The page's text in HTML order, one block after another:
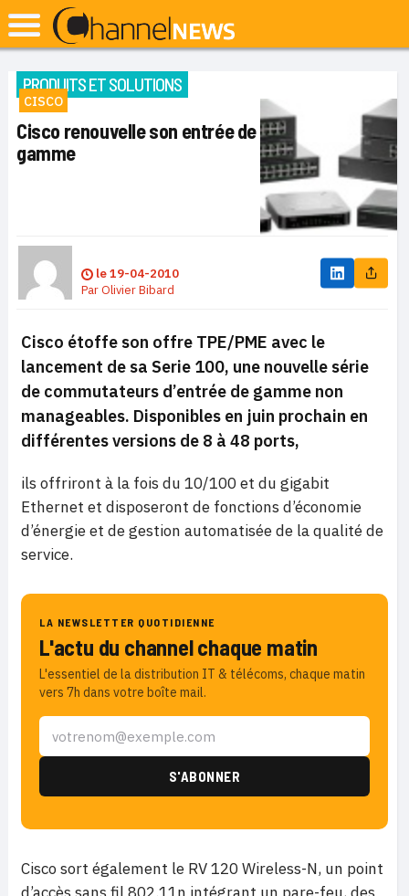
PRODUITS ET SOLUTIONS
CISCO
Cisco renouvelle son entrée de
gamme
le19-04-2010
ParOlivier Bibard
Cisco étoffe son offre TPE/PME avec le
lancement de sa Serie 100, une nouvelle série
de commutateurs d’entrée de gamme non
manageables. Disponibles en juin prochain en
différentes versions de 8 à 48 ports,
ils offriront à la fois du 10/100 et du gigabit
Ethernet et disposeront de fonctions d’économie
d’énergie et de gestion automatisée de la qualité de
service.
LA NEWSLETTER QUOTIDIENNE
L'actu du channel chaque matin
L'essentiel de la distribution IT & télécoms, chaque matin
vers 7h dans votre boîte mail.
Cisco sort également le RV 120 Wireless-N, un point